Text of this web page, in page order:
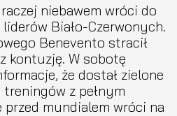
niebawem wróci do
Biało-Czerwonych.
Benevento stracił
kontuzję. W sobotę
że dostał zielone
z pełnym
przed mundialem wróci na